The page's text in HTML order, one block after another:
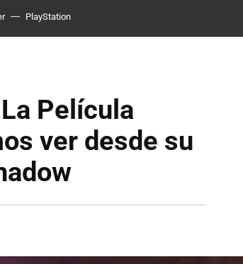
PlayStation
Película
ver desde su